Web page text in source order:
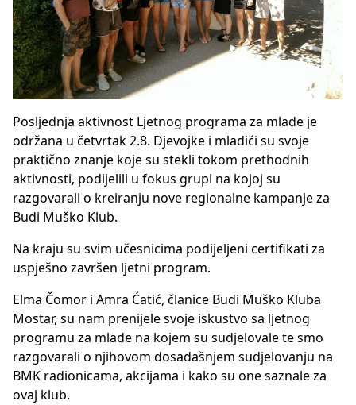
Posljednja aktivnost Ljetnog programa za mlade je
održana u četvrtak 2.8. Djevojke i mladići su svoje
praktično znanje koje su stekli tokom prethodnih
aktivnosti, podijelili u fokus grupi na kojoj su
razgovarali o kreiranju nove regionalne kampanje za
Budi Muško Klub.
Na kraju su svim učesnicima podijeljeni certifikati za
uspješno završen ljetni program.
Elma Čomor i Amra Ćatić, članice Budi Muško Kluba
Mostar, su nam prenijele svoje iskustvo sa ljetnog
programu za mlade na kojem su sudjelovale te smo
razgovarali o njihovom dosadašnjem sudjelovanju na
BMK radionicama, akcijama i kako su one saznale za
ovaj klub.